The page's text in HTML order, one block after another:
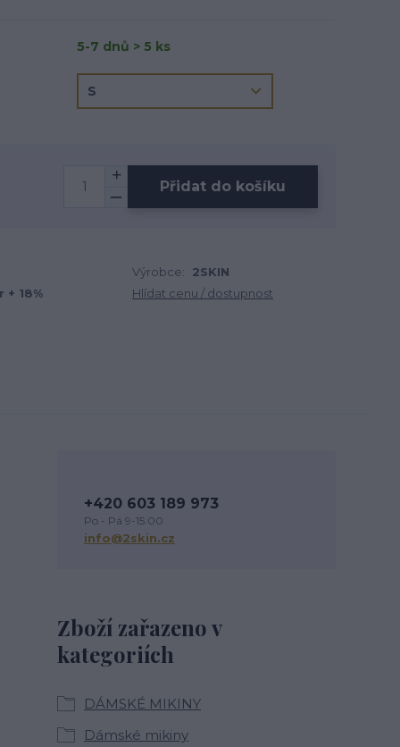
5-7 dnů > 5 ks
Přidat do košíku
Výrobce:
2SKIN
+ 18%
Hlídat cenu / dostupnost
Zboží zařazeno v
kategoriích
DÁMSKÉ MIKINY
Dámské mikiny
+420 603 189 973
Po - Pá 9-15:00
info@2skin.cz